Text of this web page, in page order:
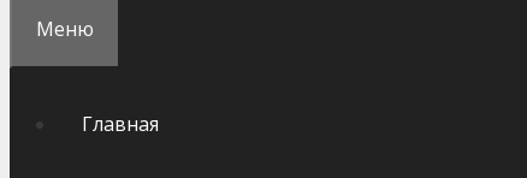
Меню
Главная